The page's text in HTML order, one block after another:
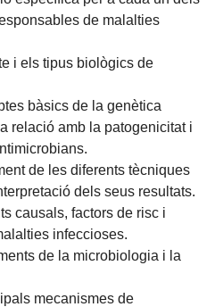
de malalties
i els tipus biològics de
bàsics de la genètica
relació amb la patogenicitat i
de les diferents tècniques
dels seus resultats.
causals, factors de risc i
infeccioses.
de la microbiologia i la
mecanismes de